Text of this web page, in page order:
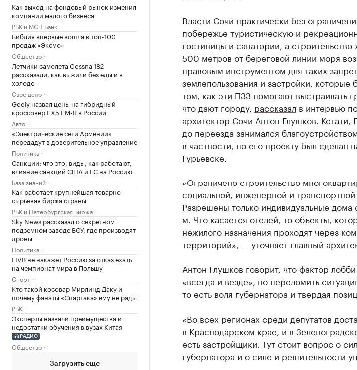
Как выход на фондовый рынок изменил
компании малого бизнеса
РБК и МСП Банк
Библия впервые вошла в топ-100
продаж «Эксмо»
Общество
Летчики самолета Cessna 182
рассказали, как выжили без еды и в
холоде
Свое дело
Geely назвал цены на гибридный
кроссовер EX5 EM-R в России
Авто
«Электрические сети Армении»
передадут в доверительное управление
Политика
Санкции: что это, виды, как работают,
влияние санкций США и ЕС на Россию
База знаний
Как работает крупнейшая товарно-
сырьевая биржа страны
РБК и Петербургская Биржа
Sky News рассказал о секретном
подземном заводе ВСУ, где производят
дроны
Политика
FIVB не накажет Россию за отказ ехать
на чемпионат мира в Польшу
Спорт
Кто такой косовар Мирлинд Даку и
почему фанаты «Спартака» ему не рады
РБК
Эксперты назвали преимущества и
недостатки обучения в вузах Китая
РАДИО
Общество
Загрузить еще
Власти Сочи практически без
побережье туристическую и
гостиницы и санатории, а
500 метров от береговой линии моря
правовым инструментом для таких
землепользования и застройки,
том, как эти ПЗЗ помогают выстраивать
что дают городу, рассказал в интервью
архитектор Сочи Антон Глушков.
до переезда занимался
в частности, по его проекту был сделан
Гурьевске.
«Ограничено строительство
социальной, инженерной и транспортной
Разрешены только индивидуальные
м. Что касается отелей, то объекты,
нежилого назначения проходят через
территорий», — уточняет главный
Антон Глушков говорит, что фактор
«всегда и везде», но переломить
то есть воля губернатора и твердая
«Во всех регионах среди депутатов
в Краснодарском крае, и в
есть застройщики. Тут стоит вопрос о
губернатора и о силе и решительности